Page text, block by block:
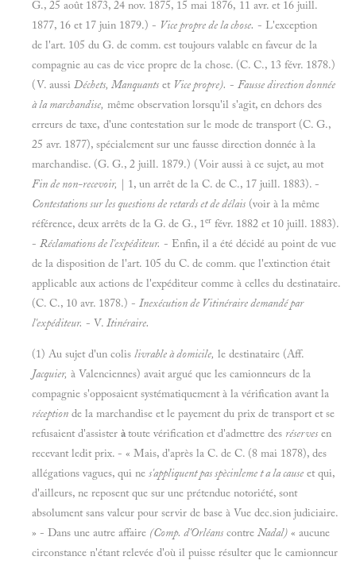
G., 25 août 1873, 24 nov. 1875, 15 mai 1876, 11 avr. et 16 juill.
1877, 16 et 17 juin 1879.) - Vice propre de la chose. - L'exception
de l'art. 105 du G. de comm. est toujours valable en faveur de la
compagnie au cas de vice propre de la chose. (C. C., 13 févr. 1878.)
(V. aussi Déchets, Manquants et Vice propre). - Fausse direction donnée
à la marchandise, même observation lorsqu'il s'agit, en dehors des
erreurs de taxe, d'une contestation sur le mode de transport (C. G.,
25 avr. 1877), spécialement sur une fausse direction donnée à la
marchandise. (G. G., 2 juill. 1879.) (Voir aussi à ce sujet, au mot
Fin de non-recevoir, | 1, un arrêt de la C. de C., 17 juill. 1883). -
Contestations sur les questions de retards et de délais (voir à la même
référence, deux arrêts de la G. de G., 1er févr. 1882 et 10 juill. 1883).
- Réclamations de l'expéditeur. - Enfin, il a été décidé au point de vue
de la disposition de l'art. 105 du C. de comm. que l'extinction était
applicable aux actions de l'expéditeur comme à celles du destinataire.
(C. C., 10 avr. 1878.) - Inexécution de Vitinéraire demandé par
l'expéditeur. - V. Itinéraire.
(1) Au sujet d'un colis livrable à domicile, le destinataire (Aff.
Jacquier, à Valenciennes) avait argué que les camionneurs de la
compagnie s'opposaient systématiquement à la vérification avant la
réception de la marchandise et le payement du prix de transport et se
refusaient d'assister àtoute vérification et d'admettre des réserves en
recevant ledit prix. - « Mais, d'après la C. de C. (8 mai 1878), des
allégations vagues, qui ne s'appliquent pas spècinleme t a la cause et qui,
d'ailleurs, ne reposent que sur une prétendue notoriété, sont
absolument sans valeur pour servir de base à Vue dec.sion judiciaire.
» - Dans une autre affaire (Comp. d'Orléans contre Nadal) « aucune
circonstance n'étant relevée d'où il puisse résulter que le camionneur